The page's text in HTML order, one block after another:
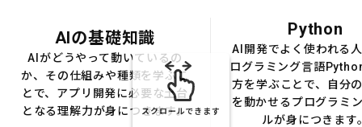
AIの基礎知識
AIがどうやって動いているの
か、その仕組みや種類を学ぶこ
とで、アプリ開発に必要な土台
となる理解力が身につきます。
Python
AI開発でよく使われる
ログラミング言語
方を学ぶことで、自分
を動かせるプログラミ
ルが身につきます
スクロールできます